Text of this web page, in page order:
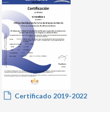
Certificado 2019-2022